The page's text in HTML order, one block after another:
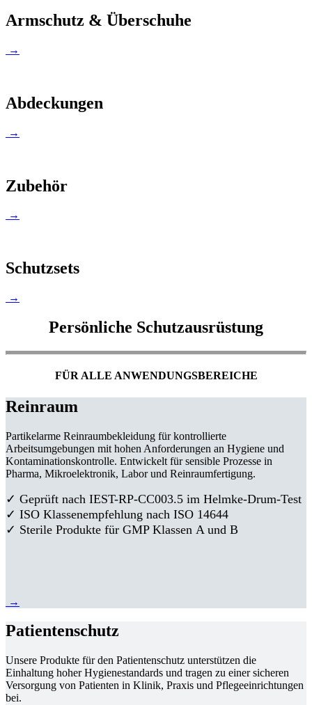
Armschutz & Überschuhe
→
Abdeckungen
→
Zubehör
→
Schutzsets
→
Persönliche Schutzausrüstung
FÜR ALLE ANWENDUNGSBEREICHE
Reinraum
Partikelarme Reinraumbekleidung für kontrollierte
Arbeitsumgebungen mit hohen Anforderungen an Hygiene und
Kontaminationskontrolle. Entwickelt für sensible Prozesse in
Pharma, Mikroelektronik, Labor und Reinraumfertigung.
✓ Geprüft nach IEST-RP-CC003.5 im Helmke-Drum-Test
✓ ISO Klassenempfehlung nach ISO 14644
✓ Sterile Produkte für GMP Klassen A und B
→
Patientenschutz
Unsere Produkte für den Patientenschutz unterstützen die
Einhaltung hoher Hygienestandards und tragen zu einer sicheren
Versorgung von Patienten in Klinik, Praxis und Pflegeeinrichtungen
bei.